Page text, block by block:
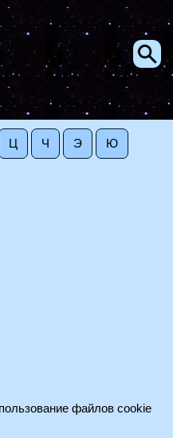
Ц Ч Э Ю
файлов cookie